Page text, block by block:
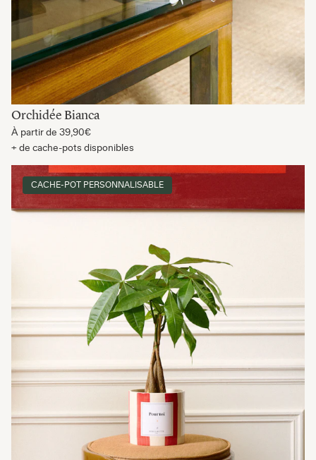
Orchidée Bianca
À partir de 39,90€
+ de cache-pots disponibles
CACHE-POT PERSONNALISABLE